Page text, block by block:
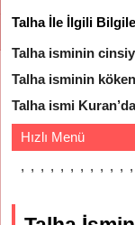
Talha İle İlgili
Talha isminin
Talha isminin
Talha ismi
Hızlı Menü